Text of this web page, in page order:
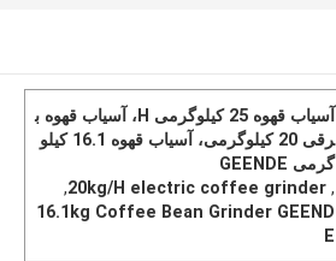
آسیاب قهوه 25 کیلوگرمی H، آسیاب قهوه ب
رقی 20 کیلوگرمی، آسیاب قهوه 16.1 کیلو
گرمی GEENDE
,
20kg/H electric coffee grinder
,
16.1kg Coffee Bean Grinder GEEND
E